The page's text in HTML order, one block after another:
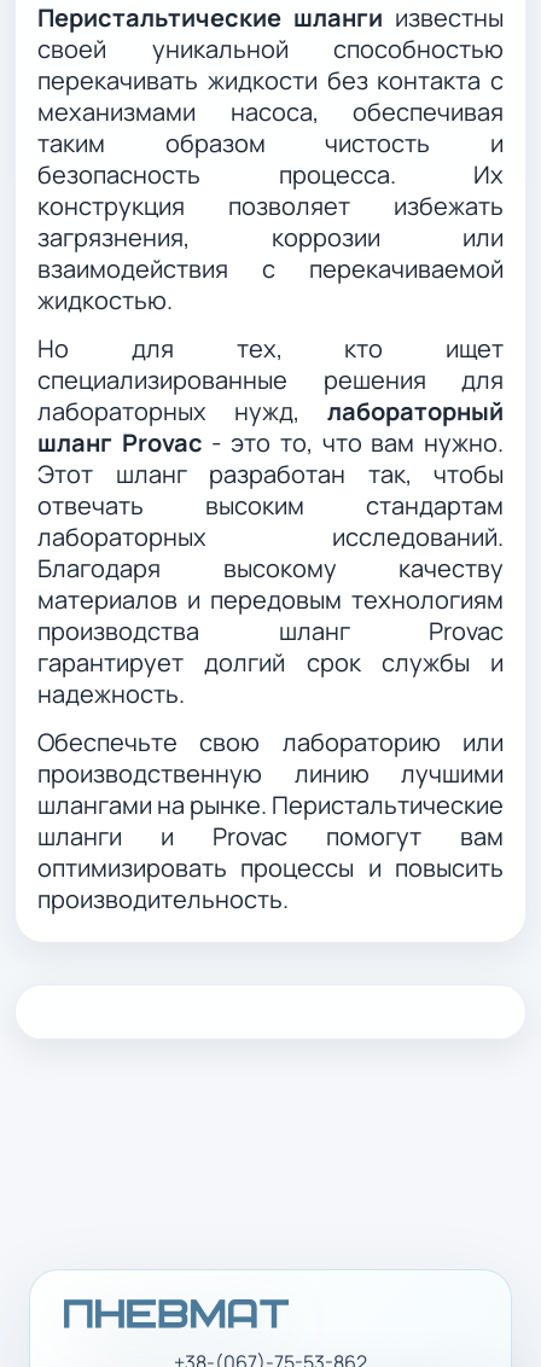
Перистальтические шланги известны
своей уникальной способностью
перекачивать жидкости без контакта с
механизмами насоса, обеспечивая
таким образом чистость и
безопасность процесса. Их
конструкция позволяет избежать
загрязнения, коррозии или
взаимодействия с перекачиваемой
жидкостью.
Но для тех, кто ищет
специализированные решения для
лабораторных нужд, лабораторный
шланг Provac - это то, что вам нужно.
Этот шланг разработан так, чтобы
отвечать высоким стандартам
лабораторных исследований.
Благодаря высокому качеству
материалов и передовым технологиям
производства шланг Provac
гарантирует долгий срок службы и
надежность.
Обеспечьте свою лабораторию или
производственную линию лучшими
шлангами на рынке. Перистальтические
шланги и Provac помогут вам
оптимизировать процессы и повысить
производительность.